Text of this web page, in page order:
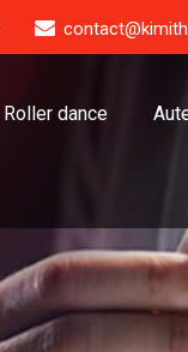
Roller dance